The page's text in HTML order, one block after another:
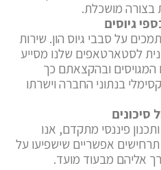
בצורה מושכלת.
גיוסים
על סבבי גיוס הון. שירות
לסטארטאפים שלנו מסייע
המגויסים ובהקצאתם כך
בנתוני החברה וישרתו
סיכונים
פיננסי מתקדם, אנו
אפשריים שישפיעו על
אליהם מבעוד מועד.